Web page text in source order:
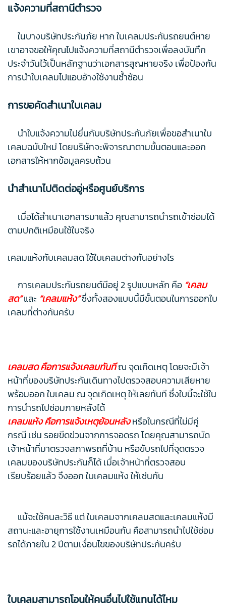
แจ้งความที่สถานีตำรวจ
ในบางบริษัทประกันภัย หาก ใบเคลมประกันรถยนต์หาย
เขาอาจขอให้คุณไปแจ้งความที่สถานีตำรวจเพื่อลงบันทึก
ประจำวันไว้เป็นหลักฐานว่าเอกสารสูญหายจริง เพื่อป้องกัน
การนำใบเคลมไปแอบอ้างใช้งานซ้ำซ้อน
การขอคัดสำเนาใบเคลม
นำใบแจ้งความไปยื่นกับบริษัทประกันภัยเพื่อขอสำเนาใบ
เคลมฉบับใหม่ โดยบริษัทจะพิจารณาตามขั้นตอนและออก
เอกสารให้หากข้อมูลครบถ้วน
นำสำเนาไปติดต่ออู่หรือศูนย์บริการ
เมื่อได้สำเนาเอกสารมาแล้ว คุณสามารถนำรถเข้าซ่อมได้
ตามปกติเหมือนใช้ใบจริง
เคลมแห้งกับเคลมสด ใช้ใบเคลมต่างกันอย่างไร
การเคลมประกันรถยนต์มีอยู่ 2 รูปแบบหลัก คือ “เคลม
สด”และ “เคลมแห้ง”ซึ่งทั้งสองแบบนี้มีขั้นตอนในการออกใบ
เคลมที่ต่างกันครับ
เคลมสด คือการแจ้งเคลมทันทีณ จุดเกิดเหตุ โดยจะมีเจ้า
หน้าที่ของบริษัทประกันเดินทางไปตรวจสอบความเสียหาย
พร้อมออก ใบเคลม ณ จุดเกิดเหตุ ให้เลยทันที ซึ่งใบนี้จะใช้ใน
การนำรถไปซ่อมภายหลังได้
เคลมแห้ง คือการแจ้งเหตุย้อนหลังหรือในกรณีที่ไม่มีคู่
กรณี เช่น รอยขีดข่วนจากการจอดรถ โดยคุณสามารถนัด
เจ้าหน้าที่มาตรวจสภาพรถที่บ้าน หรือขับรถไปที่จุดตรวจ
เคลมของบริษัทประกันก็ได้ เมื่อเจ้าหน้าที่ตรวจสอบ
เรียบร้อยแล้ว จึงออก ใบเคลมแห้ง ให้เช่นกัน
แม้จะใช้คนละวิธี แต่ ใบเคลมจากเคลมสดและเคลมแห้งมี
สถานะและอายุการใช้งานเหมือนกัน คือสามารถนำไปใช้ซ่อม
รถได้ภายใน 2 ปีตามเงื่อนไขของบริษัทประกันครับ
ใบเคลมสามารถโอนให้คนอื่นไปใช้แทนได้ไหม